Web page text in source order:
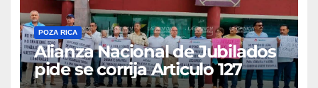
POZA RICA
Alianza Nacional de Jubilados
pide se corrija Articulo 127